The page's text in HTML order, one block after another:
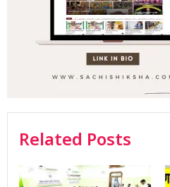
Related Posts